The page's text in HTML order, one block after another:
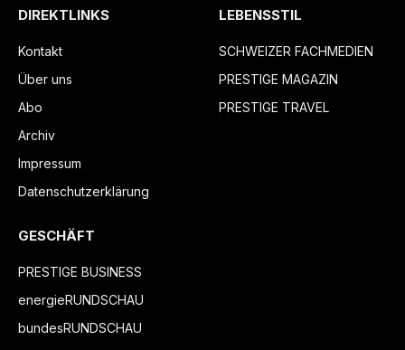
DIREKTLINKS
Kontakt
Über uns
Abo
Archiv
Impressum
Datenschutzerklärung
LEBENSSTIL
SCHWEIZER FACHMEDIEN
PRESTIGE MAGAZIN
PRESTIGE TRAVEL
GESCHÄFT
PRESTIGE BUSINESS
energieRUNDSCHAU
bundesRUNDSCHAU